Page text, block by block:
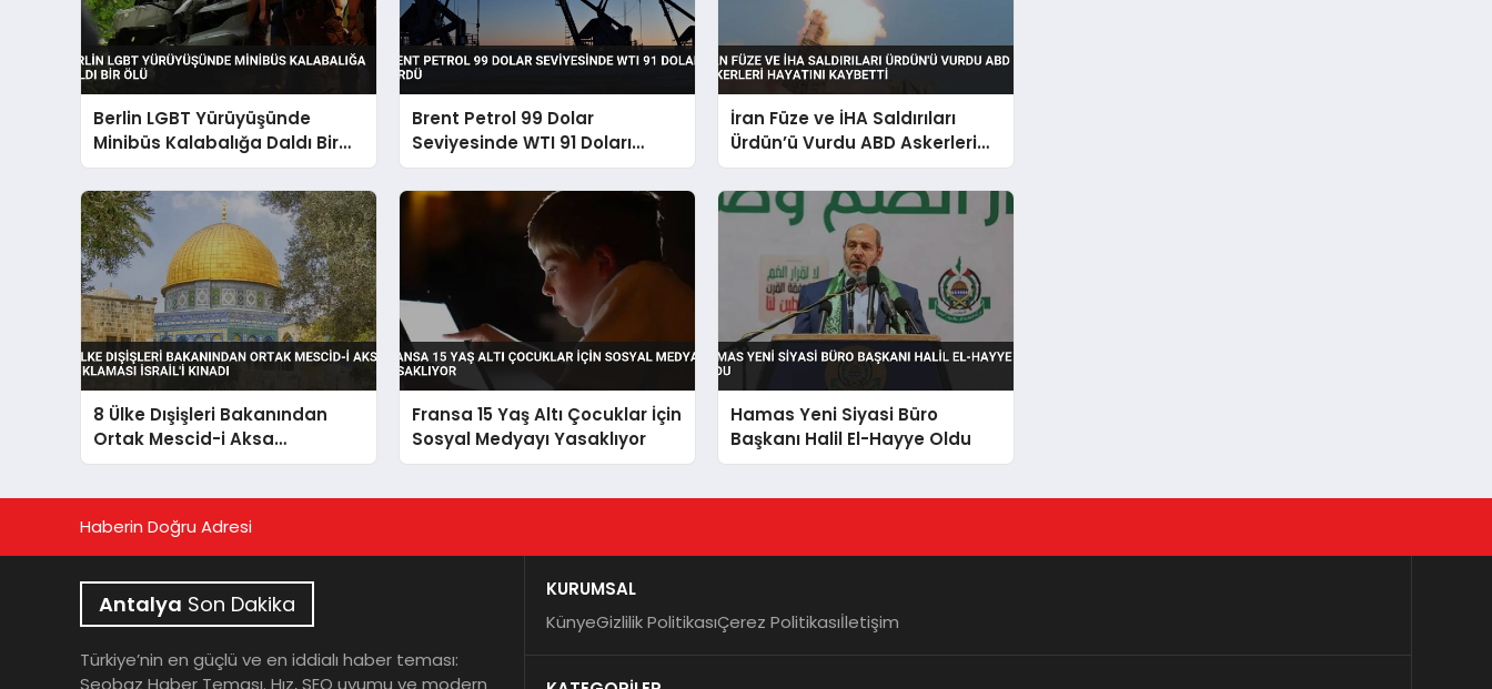
Berlin LGBT Yürüyüşünde
Minibüs Kalabalığa Daldı Bir
Ölü
Brent Petrol 99 Dolar
Seviyesinde WTI 91 Doları
Gördü
İran Füze ve İHA Saldırıları
Ürdün’ü Vurdu ABD Askerleri
Hayatını Kaybetti
8 Ülke Dışişleri Bakanından
Ortak Mescid-i Aksa
Açıklaması İsrail’i Kınadı
Fransa 15 Yaş Altı Çocuklar İçin
Sosyal Medyayı Yasaklıyor
Hamas Yeni Siyasi Büro
Başkanı Halil El-Hayye Oldu
Haberin Doğru Adresi
Antalya Son Dakika
Türkiye’nin en güçlü ve en iddialı haber teması:
Seobaz Haber Teması. Hız, SEO uyumu ve modern
KURUMSAL
KünyeGizlilik PolitikasıÇerez Politikasıİletişim